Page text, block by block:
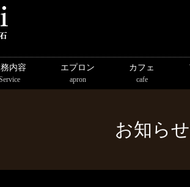
内容 エプロン
apron
カフェ
cafe
お知らせ